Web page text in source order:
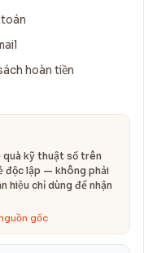
toán
hoàn tiền
quà kỹ thuật số trên
độc lập — không phải
hiệu chỉ dùng để nhận
gốc